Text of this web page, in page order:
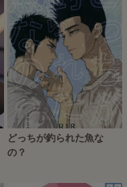
どっちが釣られた魚な
の？